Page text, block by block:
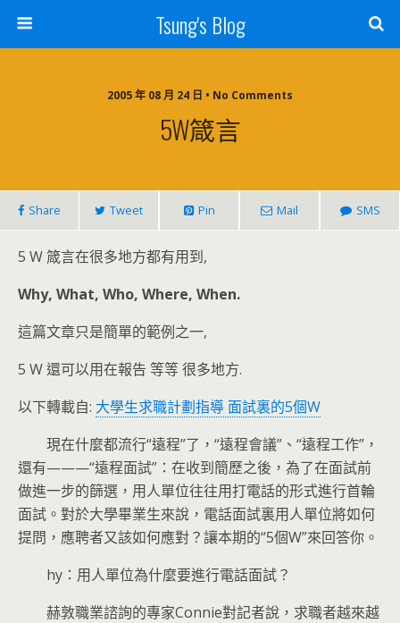
Tsung's Blog
2005 年 08 月 24 日 • No Comments
5W箴言
Share Tweet Pin Mail SMS
5 W 箴言在很多地方都有用到,
Why, What, Who, Where, When.
這篇文章只是簡單的範例之一,
5 W 還可以用在報告 等等 很多地方.
以下轉載自: 大學生求職計劃指導 面試裏的5個W
現在什麼都流行“遠程”了，“遠程會議”、“遠程工作”，
還有———“遠程面試”：在收到簡歷之後，為了在面試前
做進一步的篩選，用人單位往往用打電話的形式進行首輪
面試。對於大學畢業生來說，電話面試裏用人單位將如何
提問，應聘者又該如何應對？讓本期的“5個W”來回答你。
hy：用人單位為什麼要進行電話面試？
赫敦職業諮詢的專家Connie對記者說，求職者越來越